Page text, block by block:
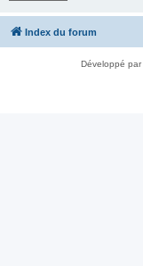
Index du forum
Développé par